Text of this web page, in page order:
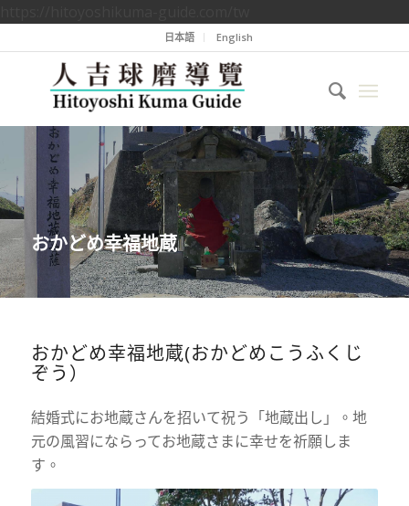
日本語 English
おかどめ幸福地蔵
おかどめ幸福地蔵(おかどめこうふくじ
ぞう）
結婚式にお地蔵さんを招いて祝う「地蔵出し」。地
元の風習にならってお地蔵さまに幸せを祈願しま
す。